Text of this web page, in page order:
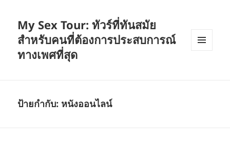
My Sex Tour: ทัวร์ที่ทันสมัย
สำหรับคนที่ต้องการประสบการณ์
ทางเพศที่สุด
ป้ายกำกับ: หนังออนไลน์